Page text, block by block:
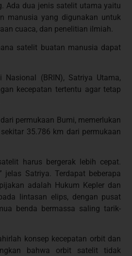
Ada dua jenis satelit utama yaitu
manusia yang digunakan untuk
cuaca, dan penelitian ilmiah.
satelit buatan manusia dapat
(BRIN), Satriya Utama,
kecepatan tertentu agar tetap
permukaan Bumi, memerlukan
sekitar 35.786 km dari permukaan
harus bergerak lebih cepat.
Satriya. Terdapat beberapa
adalah Hukum Kepler dan
lintasan elips, dengan pusat
benda bermassa saling tarik-
konsep kecepatan orbit dan
bahwa orbit satelit tidak